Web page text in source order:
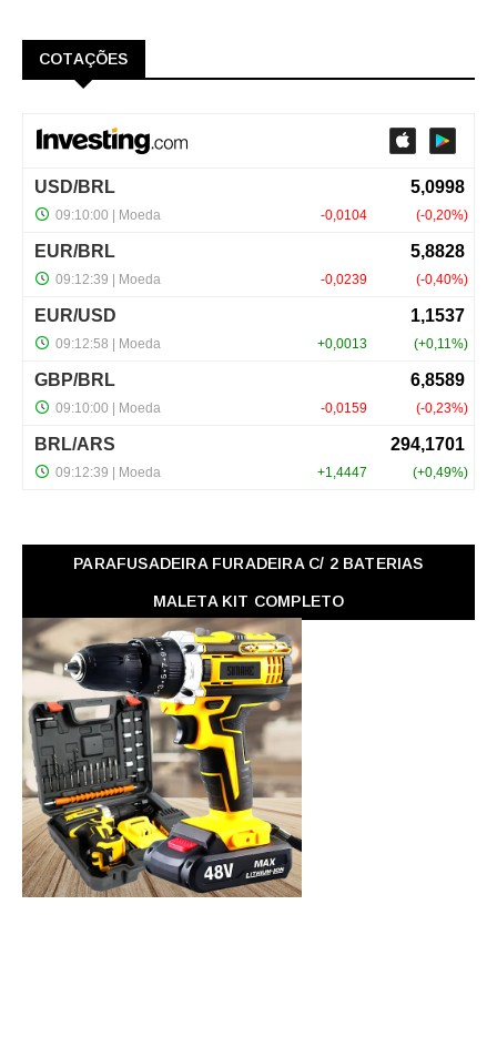
COTAÇÕES
PARAFUSADEIRA FURADEIRA C/ 2 BATERIAS
MALETA KIT COMPLETO